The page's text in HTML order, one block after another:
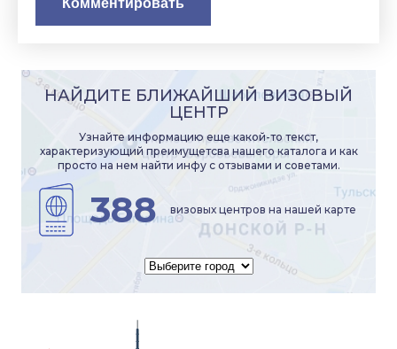
НАЙДИТЕ БЛИЖАЙШИЙ ВИЗОВЫЙ
ЦЕНТР
Узнайте информацию еще какой-то текст,
характеризующий преимущетсва нашего каталога и как
просто на нем найти инфу с отзывами и советами.
388 визовых центров на нашей карте